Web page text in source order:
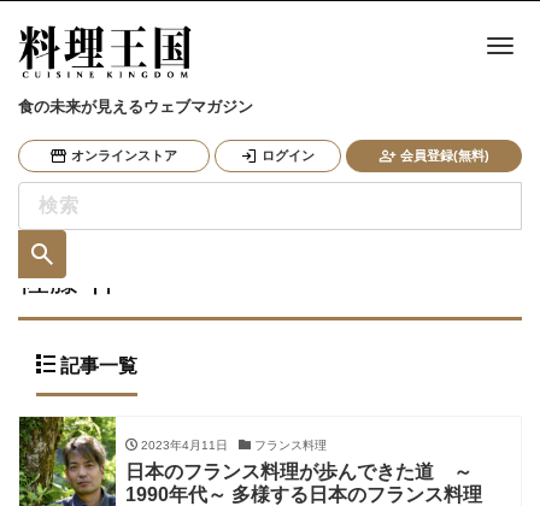
食の未来が見えるウェブマガジン
オンラインストア ログイン 会員登録(無料)
ナ
佐藤 伸一
記事一覧
2023年4月11日 フランス料理
日本のフランス料理が歩んできた道 ～
1990年代～ 多様する日本のフランス料理